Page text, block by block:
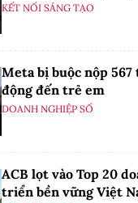
KẾT NỐI SÁNG TẠO
Meta bị buộc nộp
động đến trẻ em
DOANH NGHIỆP SỐ
ACB lọt vào Top 20
triển bền vững Việt